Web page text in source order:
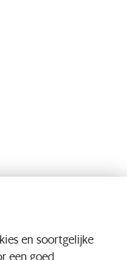
en soortgelijke
een goed